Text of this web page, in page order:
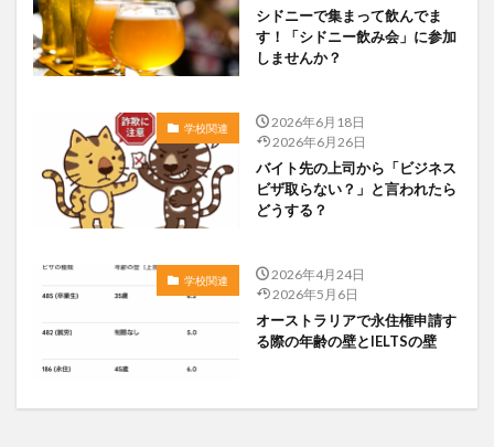
シドニーで集まって飲んでま
す！「シドニー飲み会」に参加
しませんか？
学校関連
2026年6月18日
2026年6月26日
バイト先の上司から「ビジネス
ビザ取らない？」と言われたら
どうする？
学校関連
2026年4月24日
2026年5月6日
オーストラリアで永住権申請す
る際の年齢の壁とIELTSの壁